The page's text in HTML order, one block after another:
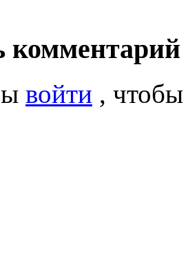
комментарий
войти ,